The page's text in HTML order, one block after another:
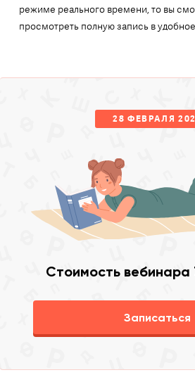
режиме реального времени, то вы
просмотреть полную запись в
28 ФЕВРАЛЯ
Стоимость вебинара
Записаться